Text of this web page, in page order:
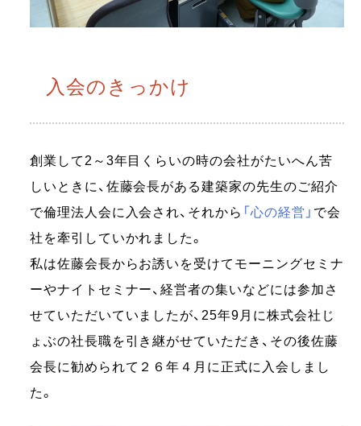
入会のきっかけ
創業して2～3年目くらいの時の会社がたいへん苦
しいときに、佐藤会長がある建築家の先生のご紹介
で倫理法人会に入会され、それから 「心の経営」 で会
社を牽引していかれました。
私は佐藤会長からお誘いを受けてモーニングセミナ
ーやナイトセミナー、経営者の集いなどには参加さ
せていただいていましたが、25年9月に株式会社じ
ょぶの社長職を引き継がせていただき、その後佐藤
会長に勧められて２６年４月に正式に入会しまし
た。